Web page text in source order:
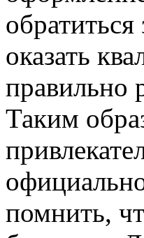
оказать
правильно
Таким
помнить,